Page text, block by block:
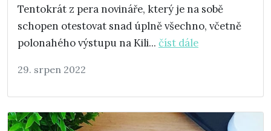
Tentokrát z pera novináře, který je na sobě
schopen otestovat snad úplně všechno, včetně
polonahého výstupu na Kili... číst dále
29. srpen 2022